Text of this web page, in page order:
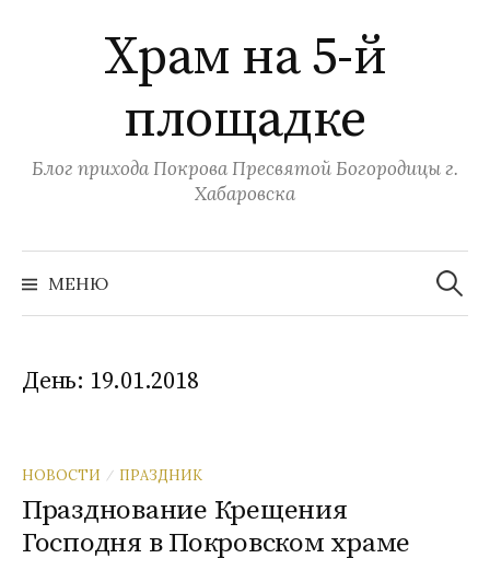
содержимомуХрам на 5-й
площадке
Блог прихода Покрова Пресвятой Богородицы г.
Хабаровска
МЕНЮ
Найти:
День: 19.01.2018
НОВОСТИ / ПРАЗДНИК
Празднование Крещения
Господня в Покровском храме